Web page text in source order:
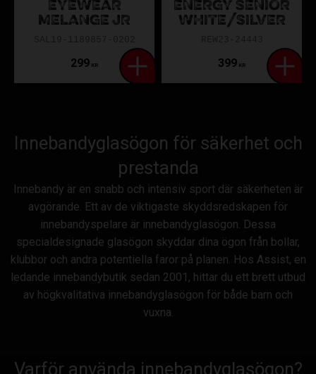
EYEWEAR
MELANGE JR
299 KR
ENERGY SENIOR
WHITE/SILVER
399 KR
Innebandyglasögon för säkerhet och
prestanda
Innebandy är en snabb och intensiv sport där säkerheten är
avgörande. Ett av de viktigaste skyddsredskapen för
innebandyspelare är innebandyglasögon. Dessa
specialdesignade glasögon skyddar dina ögon från bollar,
klubbor och andra potentiella faror på planen. Hos Assist, en
ledande innebandybutik sedan 2001, hittar du ett brett utbud
av högkvalitativa innebandyglasögon för både barn och
vuxna.
Varför använda innebandyglasögon?